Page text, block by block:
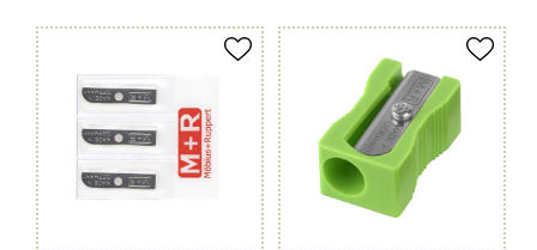
merken Produkt merken